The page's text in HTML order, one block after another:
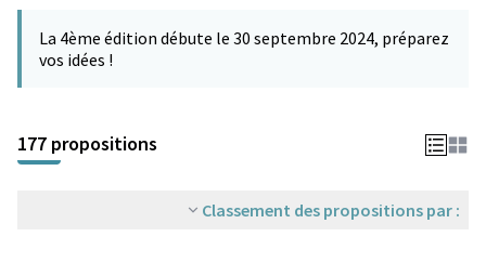
−
La 4ème édition débute le 30 septembre 2024, préparez
vos idées !
177 propositions
Classement des propositions par :